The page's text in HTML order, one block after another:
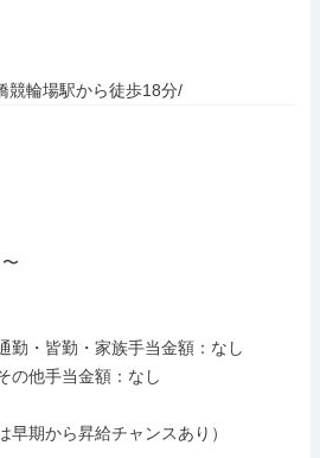
競輪場駅から徒歩18分/
勤・皆勤・家族手当金額：なし
の他手当金額：なし
期から昇給チャンスあり）